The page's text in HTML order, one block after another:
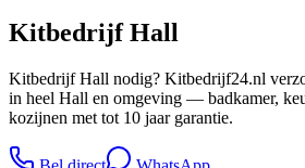
KitbedrijfHall
Kitbedrijf Hall nodig? Kitbedrijf24.nl
in heel Hall en omgeving — badkamer,
kozijnen met tot 10 jaar garantie.